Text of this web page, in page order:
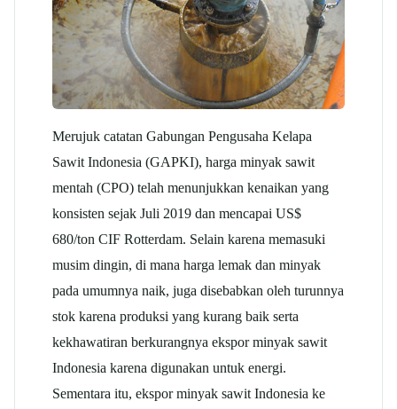
Merujuk catatan Gabungan Pengusaha Kelapa
Sawit Indonesia (GAPKI), harga minyak sawit
mentah (CPO) telah menunjukkan kenaikan yang
konsisten sejak Juli 2019 dan mencapai US$
680/ton CIF Rotterdam. Selain karena memasuki
musim dingin, di mana harga lemak dan minyak
pada umumnya naik, juga disebabkan oleh turunnya
stok karena produksi yang kurang baik serta
kekhawatiran berkurangnya ekspor minyak sawit
Indonesia karena digunakan untuk energi.
Sementara itu, ekspor minyak sawit Indonesia ke